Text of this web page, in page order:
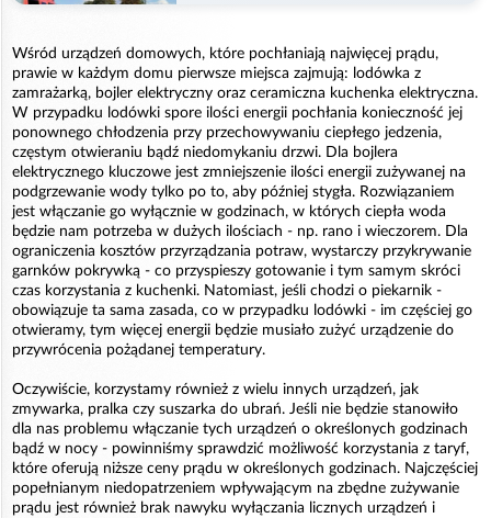
Wśród urządzeń domowych, które pochłaniają najwięcej prądu,
prawie w każdym domu pierwsze miejsca zajmują: lodówka z
zamrażarką, bojler elektryczny oraz ceramiczna kuchenka elektryczna.
W przypadku lodówki spore ilości energii pochłania konieczność jej
ponownego chłodzenia przy przechowywaniu ciepłego jedzenia,
częstym otwieraniu bądź niedomykaniu drzwi. Dla bojlera
elektrycznego kluczowe jest zmniejszenie ilości energii zużywanej na
podgrzewanie wody tylko po to, aby później stygła. Rozwiązaniem
jest włączanie go wyłącznie w godzinach, w których ciepła woda
będzie nam potrzeba w dużych ilościach - np. rano i wieczorem. Dla
ograniczenia kosztów przyrządzania potraw, wystarczy przykrywanie
garnków pokrywką - co przyspieszy gotowanie i tym samym skróci
czas korzystania z kuchenki. Natomiast, jeśli chodzi o piekarnik -
obowiązuje ta sama zasada, co w przypadku lodówki - im częściej go
otwieramy, tym więcej energii będzie musiało zużyć urządzenie do
przywrócenia pożądanej temperatury.
Oczywiście, korzystamy również z wielu innych urządzeń, jak
zmywarka, pralka czy suszarka do ubrań. Jeśli nie będzie stanowiło
dla nas problemu włączanie tych urządzeń o określonych godzinach
bądź w nocy - powinniśmy sprawdzić możliwość korzystania z taryf,
które oferują niższe ceny prądu w określonych godzinach. Najczęściej
popełnianym niedopatrzeniem wpływającym na zbędne zużywanie
prądu jest również brak nawyku wyłączania licznych urządzeń i